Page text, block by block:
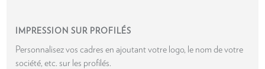
IMPRESSION SUR PROFILÉS
Personnalisez vos cadres en ajoutant votre logo, le nom de votre
société, etc. sur les profilés.